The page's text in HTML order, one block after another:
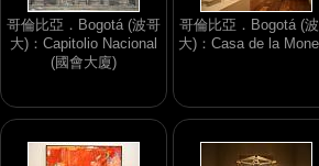
哥倫比亞．Bogotá (波哥
大)：Capitolio Nacional
(國會大廈)
哥倫比亞．Bogotá (
大)：Casa de la